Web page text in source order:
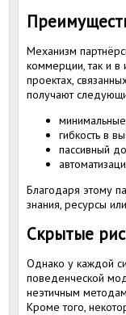
Механизм
коммерции, так и
проектах,
получают
гибкость в
пассивный
Благодаря этому
знания, ресурсы
Скрытые
Однако у каждой
поведенческой
неэтичным
Кроме того,